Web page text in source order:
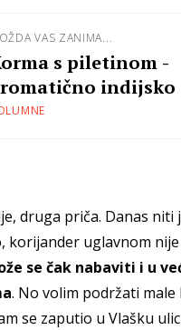
VAS ZANIMA...
s piletinom -
indijsko
druga priča. Danas niti
korijander uglavnom
se čak nabaviti i u
. No volim podržati male
se zaputio u Vlašku